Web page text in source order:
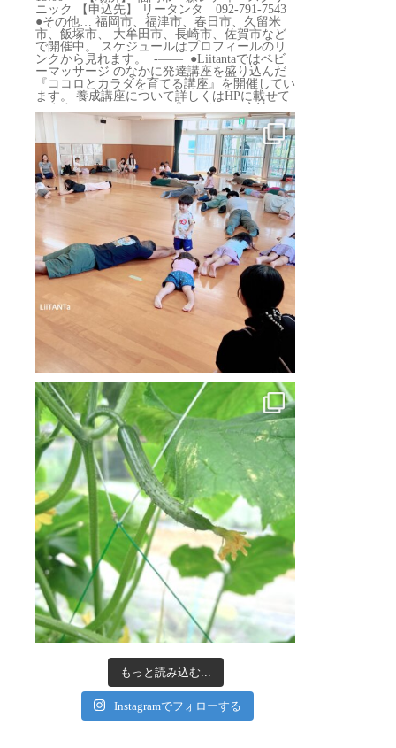
もっと読み込む...
Instagramでフォローする